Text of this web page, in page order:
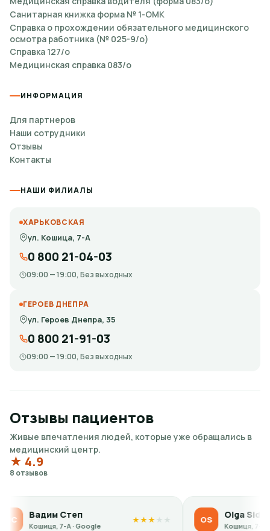
Санитарная книжка форма № 1-ОМК
Справка о прохождении обязательного медицинского
осмотра работника (№ 025-9/о)
Справка 127/о
Медицинская справка 083/о
ИНФОРМАЦИЯ
Для партнеров
Наши сотрудники
Отзывы
Контакты
НАШИ ФИЛИАЛЫ
ХАРЬКОВСКАЯ
ул. Кошица, 7-А
0 800 21-04-03
09:00 — 19:00, Без выходных
ГЕРОЕВ ДНЕПРА
ул. Героев Днепра, 35
0 800 21-91-03
09:00 — 19:00, Без выходных
Отзывы пациентов
Живые впечатления людей, которые уже обращались в
медицинский центр.
★ 4.9
8 отзывов
Степ
7-А · Google
OS Olga Sidorova
Кошиця, 7-А · Google